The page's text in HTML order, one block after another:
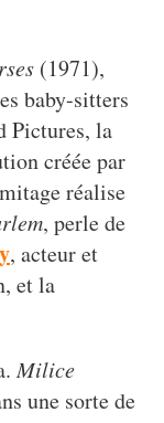
(1971),
baby-sitters
Pictures, la
créée par
réalise
, perle de
, acteur et
et la
Milice
une sorte de